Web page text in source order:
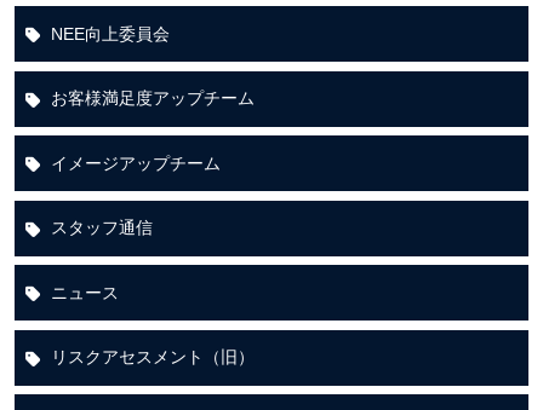
NEE向上委員会
お客様満足度アップチーム
イメージアップチーム
スタッフ通信
ニュース
リスクアセスメント（旧）